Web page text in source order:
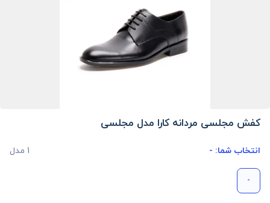
کفش مجلسی مردانه کارا مدل مجلسی
انتخاب شما: - 1 مدل
-